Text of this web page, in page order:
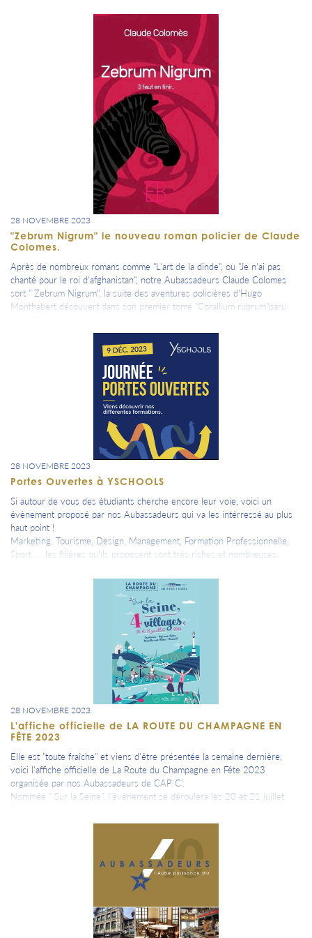
28 NOVEMBRE 2023
"Zebrum Nigrum" le nouveau roman policier de Claude
Colomes.
Après de nombreux romans comme "L'art de la dinde", ou "Je n'ai pas
chanté pour le roi d'afghanistan", notre Aubassadeurs Claude Colomes
sort " Zebrum Nigrum", la suite des aventures policières d'Hugo
Monthabert découvert dans son premier tome "Corallium rubrum"paru
Vous le trouverez dans toutes les bonnes librairies et sur amazon.
28 NOVEMBRE 2023
Portes Ouvertes à YSCHOOLS
Si autour de vous des étudiants cherche encore leur voie, voici un
évènement proposé par nos Aubassadeurs qui va les intérressé au plus
haut point !
Marketing, Tourisme, Design, Management, Formation Professionnelle,
Sport .... les filières qu'ils proposent sont très riches et nombreuses.
28 NOVEMBRE 2023
L'affiche officielle de LA ROUTE DU CHAMPAGNE EN
FÊTE 2023
Elle est "toute fraîche" et viens d'être présentée la semaine dernière,
voici l'affiche officielle de La Route du Champagne en Fête 2023
organisée par nos Aubassadeurs de CAP C'.
Nommée " Sur la Seine", l'évènement se déroulera les 20 et 21 juillet
Courteron / Gyé-sur-Seine / Neuville-sur-Seine / Buxeuil